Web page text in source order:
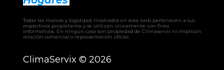
⸻
INDUSTRIALES
Sistemas VRF MundoClima
Todas las marcas y logotipos mostrados en esta web pertenecen a sus
respectivos propietarios y se utilizan únicamente con fines
informativos. En ningún caso son propiedad de Climaservix ni implican
relación comercial o representación oficial.
ClimaServix © 2026